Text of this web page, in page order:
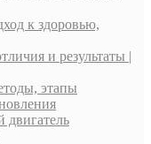
к здоровью,
и результаты |
этапы
двигатель